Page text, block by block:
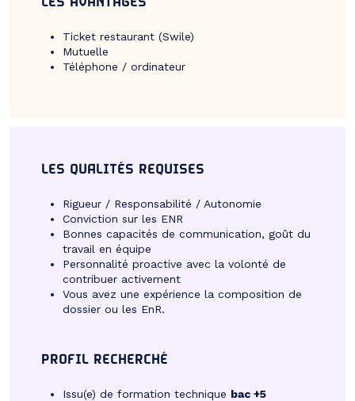
Ticket restaurant (Swile)
Mutuelle
Téléphone / ordinateur
LES QUALITÉS REQUISES
Rigueur / Responsabilité / Autonomie
Conviction sur les ENR
Bonnes capacités de communication, goût du
travail en équipe
Personnalité proactive avec la volonté de
contribuer activement
Vous avez une expérience la composition de
dossier ou les EnR.
PROFIL RECHERCHÉ
Issu(e) de formation technique bac +5